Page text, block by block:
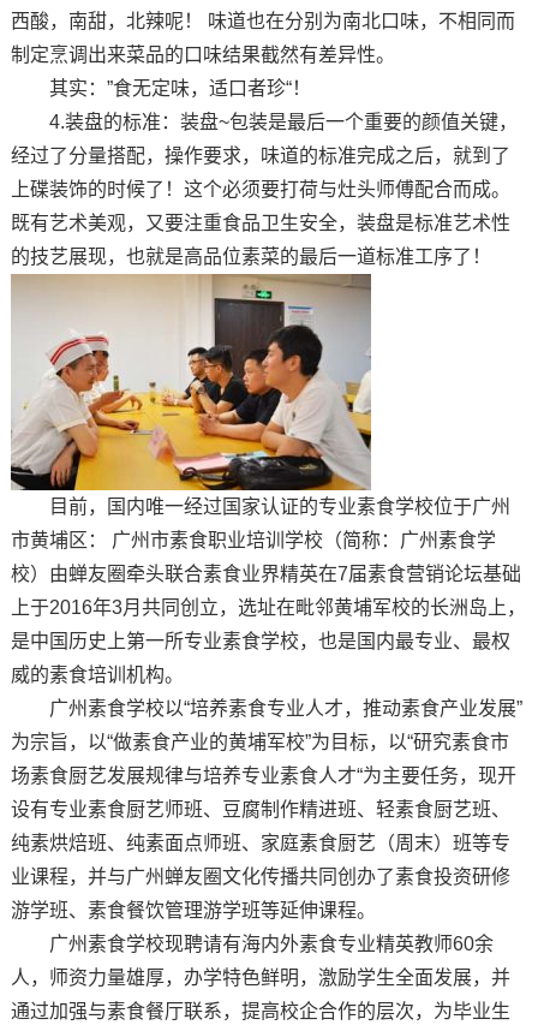
西酸，南甜，北辣呢！ 味道也在分别为南北口味，不相同而
制定烹调出来菜品的口味结果截然有差异性。
其实：”食无定味，适口者珍“！
4.装盘的标准：装盘~包装是最后一个重要的颜值关键，
经过了分量搭配，操作要求，味道的标准完成之后，就到了
上碟装饰的时候了！这个必须要打荷与灶头师傅配合而成。
既有艺术美观，又要注重食品卫生安全，装盘是标准艺术性
的技艺展现，也就是高品位素菜的最后一道标准工序了！
目前，国内唯一经过国家认证的专业素食学校位于广州
市黄埔区： 广州市素食职业培训学校（简称：广州素食学
校）由蝉友圈牵头联合素食业界精英在7届素食营销论坛基础
上于2016年3月共同创立，选址在毗邻黄埔军校的长洲岛上，
是中国历史上第一所专业素食学校，也是国内最专业、最权
威的素食培训机构。
广州素食学校以“培养素食专业人才，推动素食产业发展”
为宗旨，以“做素食产业的黄埔军校”为目标，以“研究素食市
场素食厨艺发展规律与培养专业素食人才“为主要任务，现开
设有专业素食厨艺师班、豆腐制作精进班、轻素食厨艺班、
纯素烘焙班、纯素面点师班、家庭素食厨艺（周末）班等专
业课程，并与广州蝉友圈文化传播共同创办了素食投资研修
游学班、素食餐饮管理游学班等延伸课程。
广州素食学校现聘请有海内外素食专业精英教师60余
人，师资力量雄厚，办学特色鲜明，激励学生全面发展，并
通过加强与素食餐厅联系，提高校企合作的层次，为毕业生